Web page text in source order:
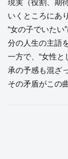
現実（役割、期
いくところにあ
“女の子でいたい
分の人生の主語
一方で、“女性と
承の予感も混ざ
その矛盾がこの